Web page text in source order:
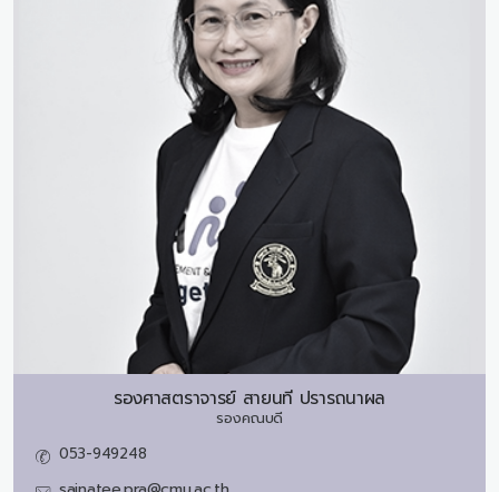
รองศาสตราจารย์ สายนที ปรารถนาผล
รองคณบดี
053-949248